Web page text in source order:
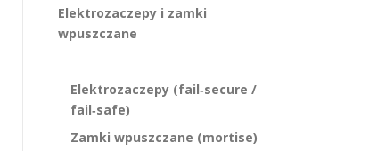
Elektrozaczepy i zamki
wpuszczane
Elektrozaczepy (fail‑secure /
fail‑safe)
Zamki wpuszczane (mortise)